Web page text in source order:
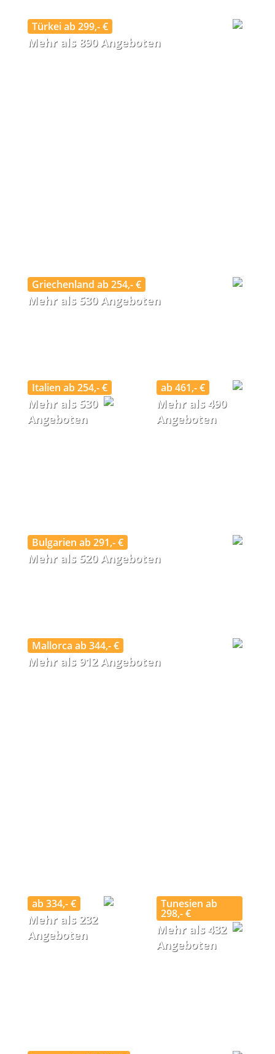
Türkei ab 299,- €
Mehr als 890 Angeboten
Griechenland ab 254,- €
Mehr als 530 Angeboten
Italien ab 254,- €
Mehr als 530
Angeboten
ab 461,- €
Mehr als 490
Angeboten
Bulgarien ab 291,- €
Mehr als 520 Angeboten
Mallorca ab 344,- €
Mehr als 912 Angeboten
ab 334,- €
Mehr als 232
Angeboten
Tunesien ab
298,- €
Mehr als 432
Angeboten